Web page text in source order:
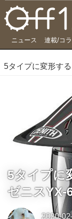
ニュース 連載/コ
5タイプに
ゼニスYX-
2020-